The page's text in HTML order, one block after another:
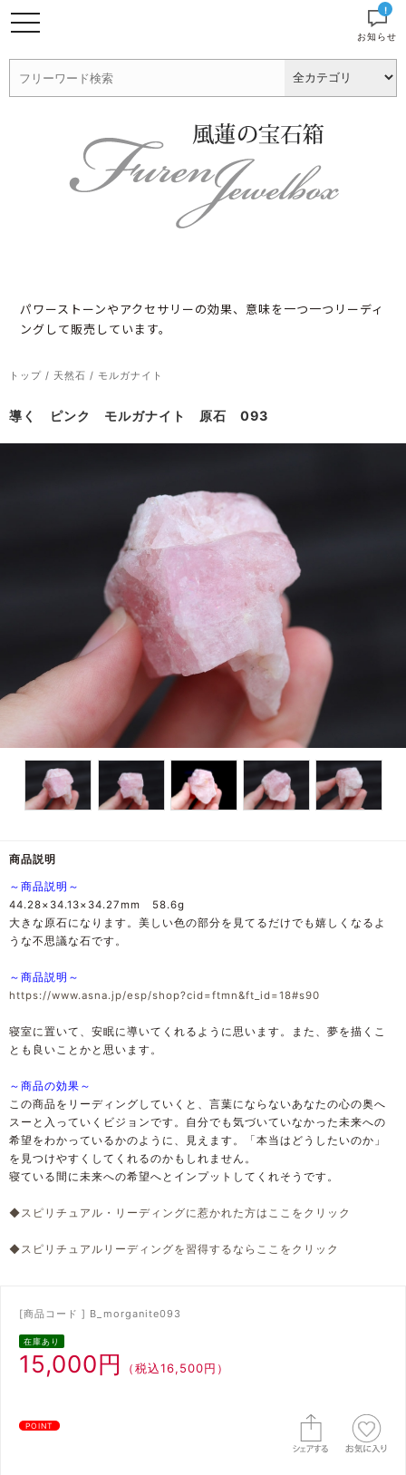
パワーストーンやアクセサリーの効果、意味を一つ一つリーディ
ングして販売しています。
!
お知らせ
トップ / 天然石 / モルガナイト
導く ピンク モルガナイト 原石 093
商品説明
～商品説明～
44.28×34.13×34.27mm 58.6g
大きな原石になります。美しい色の部分を見てるだけでも嬉しくなるよ
うな不思議な石です。
～商品説明～
https://www.asna.jp/esp/shop?cid=ftmn&ft_id=18#s90
寝室に置いて、安眠に導いてくれるように思います。また、夢を描くこ
とも良いことかと思います。
～商品の効果～
この商品をリーディングしていくと、言葉にならないあなたの心の奥へ
スーと入っていくビジョンです。自分でも気づいていなかった未来への
希望をわかっているかのように、見えます。「本当はどうしたいのか」
を見つけやすくしてくれるのかもしれません。
寝ている間に未来への希望へとインプットしてくれそうです。
◆スピリチュアル・リーディングに惹かれた方はここをクリック
◆スピリチュアルリーディングを習得するならここをクリック
[商品コード ] B_morganite093
在庫あり
15,000円 （税込16,500円）
POINT